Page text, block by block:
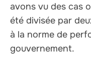
avons vu des cas
été divisée par
à la norme de
gouvernement.